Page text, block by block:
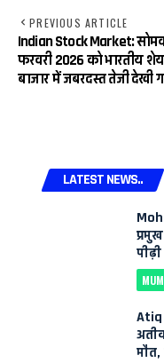
PREVIOUS ARTICLE
Indian Stock Market:
फरवरी 2026 को भारतीय
बाजार में जबरदस्त तेजी देखी
LATEST NEWS..
Atiq